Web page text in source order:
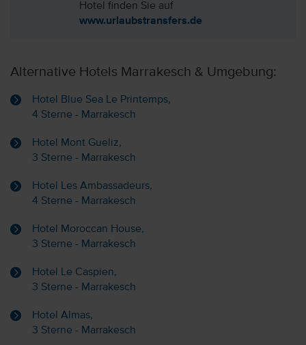
Hotel finden Sie auf
www.urlaubstransfers.de
Alternative Hotels Marrakesch & Umgebung:
Hotel Blue Sea Le Printemps,
4 Sterne - Marrakesch
Hotel Mont Gueliz,
3 Sterne - Marrakesch
Hotel Les Ambassadeurs,
4 Sterne - Marrakesch
Hotel Moroccan House,
3 Sterne - Marrakesch
Hotel Le Caspien,
3 Sterne - Marrakesch
Hotel Almas,
3 Sterne - Marrakesch